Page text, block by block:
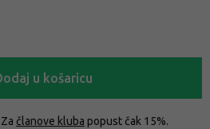
u košaricu
Za članove kluba popust čak 15%.